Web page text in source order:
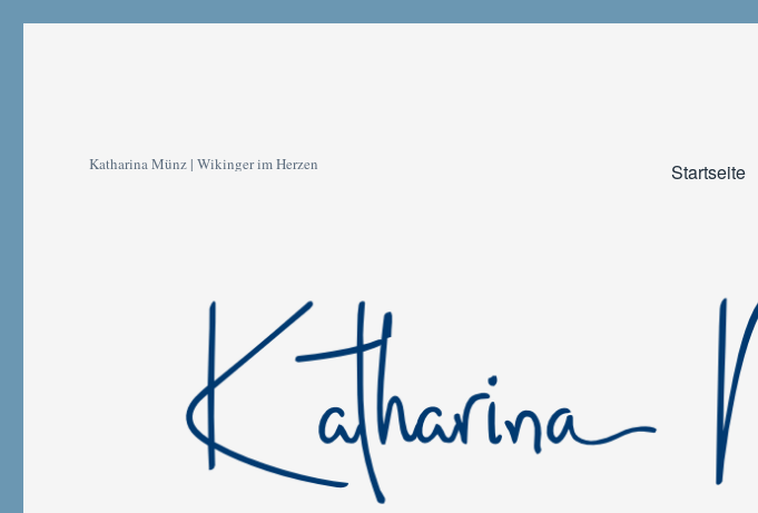
Katharina Münz | Wikinger im Herzen Startseite